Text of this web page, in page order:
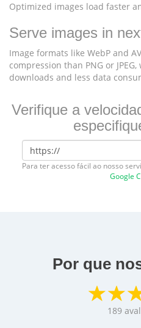
Optimized images load faster
Serve images in
Image formats like WebP and
compression than PNG or
downloads and less data
Verifique a
Para ter acesso fácil ao nosso
Google
Por que
189